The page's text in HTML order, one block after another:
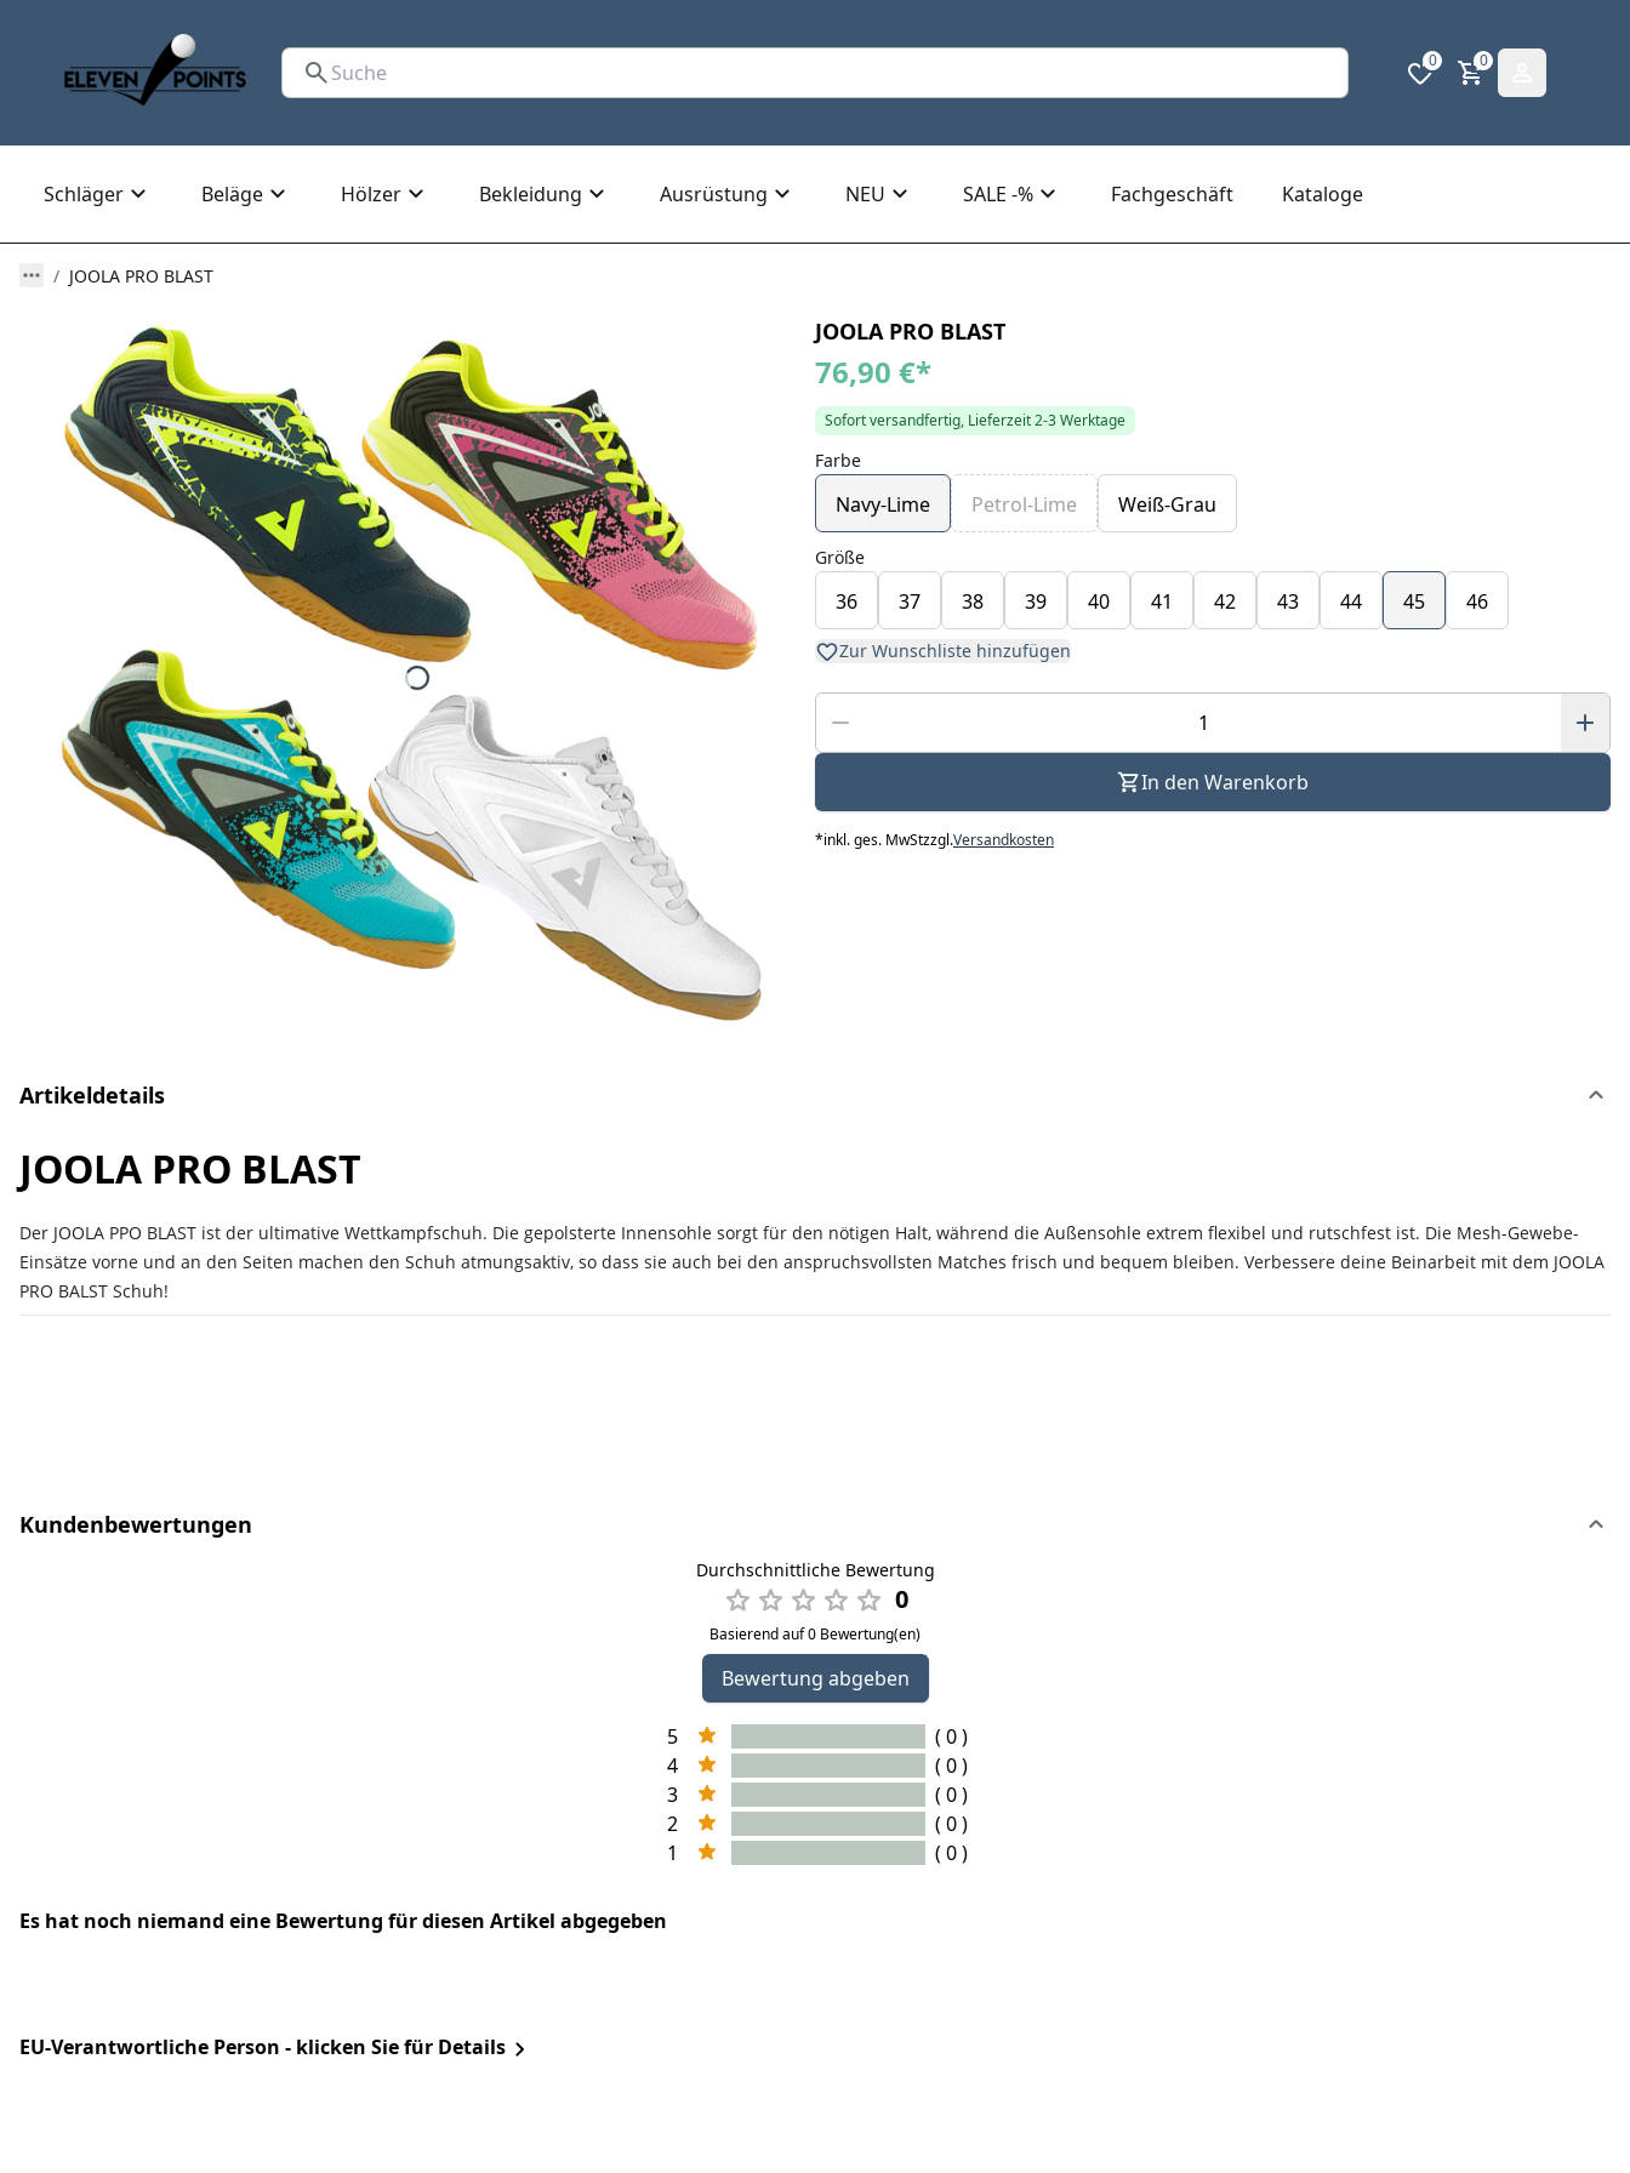
0 0
Schläger Beläge Hölzer Bekleidung Ausrüstung NEU SALE -% Fachgeschäft Kataloge
JOOLA PRO BLAST
JOOLA PRO BLAST
76,90 €*
Sofort versandfertig, Lieferzeit 2-3 Werktage
Farbe
Navy-Lime Petrol-Lime Weiß-Grau
Größe
36 37 38 39 40 41 42 43 44 45 46
Zur Wunschliste hinzufügen
In den Warenkorb
*inkl. ges. MwStzzgl.Versandkosten
Artikeldetails
JOOLA PRO BLAST
Der JOOLA PPO BLAST ist der ultimative Wettkampfschuh. Die gepolsterte Innensohle sorgt für den nötigen Halt, während die Außensohle extrem flexibel und rutschfest ist. Die Mesh-Gewebe-
Einsätze vorne und an den Seiten machen den Schuh atmungsaktiv, so dass sie auch bei den anspruchsvollsten Matches frisch und bequem bleiben. Verbessere deine Beinarbeit mit dem JOOLA
PRO BALST Schuh!
Kundenbewertungen
Durchschnittliche Bewertung
0
Basierend auf 0 Bewertung(en)
Bewertung abgeben
5
( 0 )
4
( 0 )
3
( 0 )
2
( 0 )
1
( 0 )
Es hat noch niemand eine Bewertung für diesen Artikel abgegeben
EU-Verantwortliche Person - klicken Sie für Details